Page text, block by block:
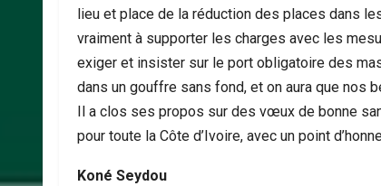
lieu et place de la réduction des places dans
vraiment à supporter les charges avec les
exiger et insister sur le port obligatoire des
dans un gouffre sans fond, et on aura que nos
Il a clos ses propos sur des vœux de bonne
pour toute la Côte d’Ivoire, avec un point
Koné Seydou